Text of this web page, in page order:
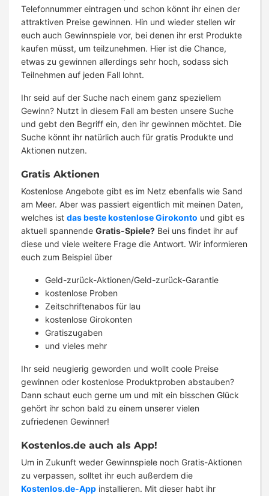
Telefonnummer eintragen und schon könnt ihr einen der
attraktiven Preise gewinnen. Hin und wieder stellen wir
euch auch Gewinnspiele vor, bei denen ihr erst Produkte
kaufen müsst, um teilzunehmen. Hier ist die Chance,
etwas zu gewinnen allerdings sehr hoch, sodass sich
Teilnehmen auf jeden Fall lohnt.
Ihr seid auf der Suche nach einem ganz speziellem
Gewinn? Nutzt in diesem Fall am besten unsere Suche
und gebt den Begriff ein, den ihr gewinnen möchtet. Die
Suche könnt ihr natürlich auch für gratis Produkte und
Aktionen nutzen.
Gratis Aktionen
Kostenlose Angebote gibt es im Netz ebenfalls wie Sand
am Meer. Aber was passiert eigentlich mit meinen Daten,
welches ist das beste kostenlose Girokonto und gibt es
aktuell spannende Gratis-Spiele? Bei uns findet ihr auf
diese und viele weitere Frage die Antwort. Wir informieren
euch zum Beispiel über
Geld-zurück-Aktionen/Geld-zurück-Garantie
kostenlose Proben
Zeitschriftenabos für lau
kostenlose Girokonten
Gratiszugaben
und vieles mehr
Ihr seid neugierig geworden und wollt coole Preise
gewinnen oder kostenlose Produktproben abstauben?
Dann schaut euch gerne um und mit ein bisschen Glück
gehört ihr schon bald zu einem unserer vielen
zufriedenen Gewinner!
Kostenlos.de auch als App!
Um in Zukunft weder Gewinnspiele noch Gratis-Aktionen
zu verpassen, solltet ihr euch außerdem die
Kostenlos.de-App installieren. Mit dieser habt ihr